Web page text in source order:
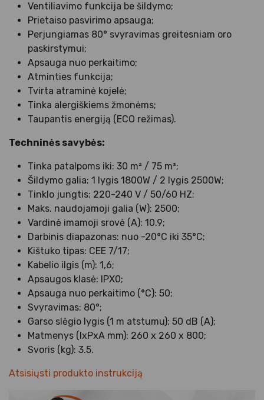
Ventiliavimo funkcija be šildymo;
Prietaiso pasvirimo apsauga;
Perjungiamas 80° svyravimas greitesniam oro
paskirstymui;
Apsauga nuo perkaitimo;
Atminties funkcija;
Tvirta atraminė kojelė;
Tinka alergiškiems žmonėms;
Taupantis energiją (ECO režimas).
Techninės savybės:
Tinka patalpoms iki: 30 m² / 75 m³;
Šildymo galia: 1 lygis 1800W / 2 lygis 2500W;
Tinklo jungtis: 220-240 V / 50/60 HZ;
Maks. naudojamoji galia (W): 2500;
Vardinė imamoji srovė (A): 10.9;
Darbinis diapazonas: nuo -20°C iki 35°C;
Kištuko tipas: CEE 7/17;
Kabelio ilgis (m): 1,6;
Apsaugos klasė: IPX0;
Apsauga nuo perkaitimo (°C): 50;
Svyravimas: 80°;
Garso slėgio lygis (1 m atstumu): 50 dB (A);
Matmenys (IxPxA mm): 260 x 260 x 800;
Svoris (kg): 3.5.
Atsisiųsti produkto instrukciją